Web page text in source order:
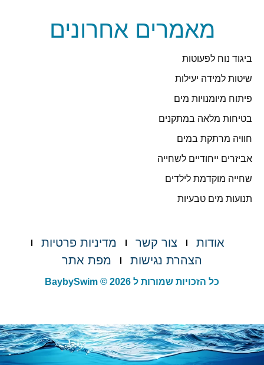
מאמרים אחרונים
ביגוד נוח לפעוטות
שיטות למידה יעילות
פיתוח מיומנויות מים
בטיחות מלאה במתקנים
חוויה מרתקת במים
אביזרים ייחודיים לשחייה
שחייה מוקדמת לילדים
תנועות מים טבעיות
אודות צור קשר
מדיניות פרטיות
הצהרת נגישות
מפת אתר
כל הזכויות שמורות ל BaybySwim © 2026